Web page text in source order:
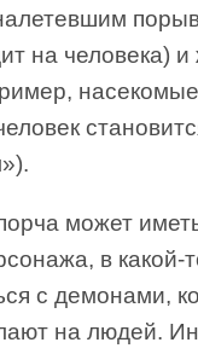
на человека)
может
в какой-
с демонами,
на людей.